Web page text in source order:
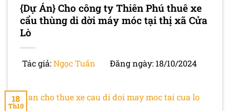
{Dự Án} Cho công ty Thiên Phú thuê xe
cẩu thùng di dời máy móc tại thị xã Cửa
Lò
Tác giả:Ngọc Tuấn Đăng ngày: 18/10/2024
18
Th10